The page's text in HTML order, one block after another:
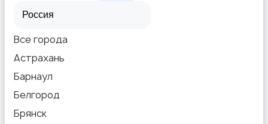
Все города
Астрахань
Барнаул
Белгород
Брянск